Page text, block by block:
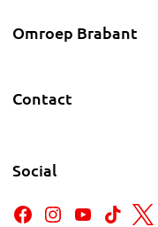
Omroep Brabant
Contact
Social